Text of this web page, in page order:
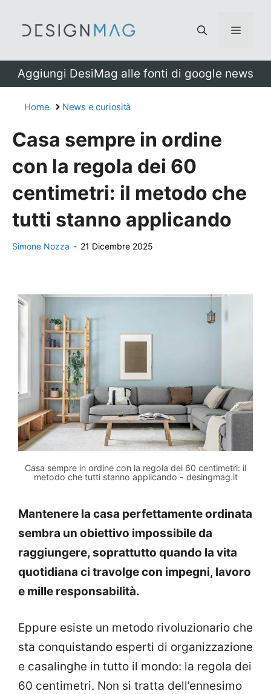
Menu
Aggiungi DesiMag alle fonti di google news
Home News e curiosità
Casa sempre in ordine
con la regola dei 60
centimetri: il metodo che
tutti stanno applicando
Simone Nozza - 21 Dicembre 2025
Casa sempre in ordine con la regola dei 60 centimetri: il
metodo che tutti stanno applicando - desingmag.it
Mantenere la casa perfettamente ordinata
sembra un obiettivo impossibile da
raggiungere, soprattutto quando la vita
quotidiana ci travolge con impegni, lavoro
e mille responsabilità.
Eppure esiste un metodo rivoluzionario che
sta conquistando esperti di organizzazione
e casalinghe in tutto il mondo: la regola dei
60 centimetri. Non si tratta dell’ennesimo